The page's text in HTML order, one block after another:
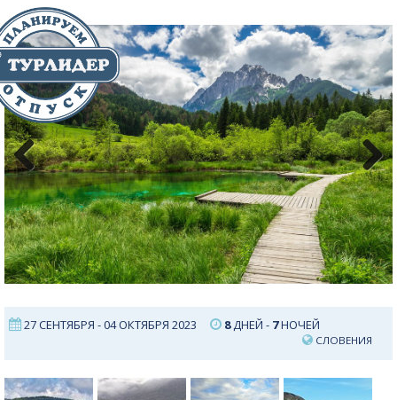
Previous Next
27 СЕНТЯБРЯ - 04 ОКТЯБРЯ 2023 8ДНЕЙ - 7НОЧЕЙ
СЛОВЕНИЯ